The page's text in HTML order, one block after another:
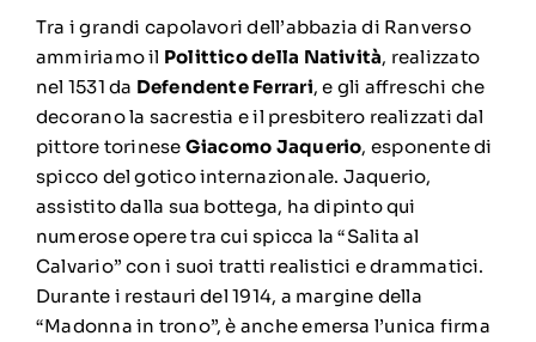
Tra i grandi capolavori dell’abbazia di Ranverso
ammiriamo il Polittico della Natività, realizzato
nel 1531 da Defendente Ferrari, e gli affreschi che
decorano la sacrestia e il presbitero realizzati dal
pittore torinese Giacomo Jaquerio, esponente di
spicco del gotico internazionale. Jaquerio,
assistito dalla sua bottega, ha dipinto qui
numerose opere tra cui spicca la “Salita al
Calvario” con i suoi tratti realistici e drammatici.
Durante i restauri del 1914, a margine della
“Madonna in trono”, è anche emersa l’unica firma